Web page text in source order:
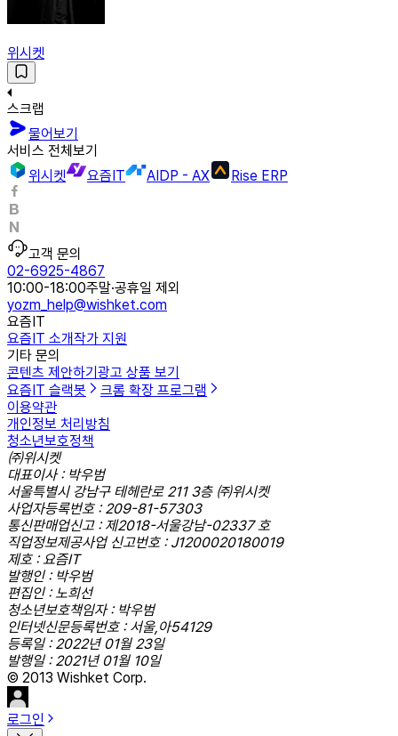
위시켓
스크랩
물어보기
서비스 전체보기
위시켓
요즘IT AIDP - AX Rise ERP
고객 문의
02-6925-4867
10:00-18:00주말·공휴일 제외
yozm_help@wishket.com
요즘IT
요즘IT 소개작가 지원
기타 문의
콘텐츠 제안하기광고 상품 보기
요즘IT 슬랙봇
크롬 확장 프로그램
이용약관
개인정보 처리방침
청소년보호정책
㈜위시켓
대표이사 : 박우범
서울특별시 강남구 테헤란로 211 3층 ㈜위시켓
사업자등록번호 : 209-81-57303
통신판매업신고 : 제2018-서울강남-02337 호
직업정보제공사업 신고번호 : J1200020180019
제호 : 요즘IT
발행인 : 박우범
편집인 : 노희선
청소년보호책임자 : 박우범
인터넷신문등록번호 : 서울,아54129
등록일 : 2022년 01월 23일
발행일 : 2021년 01월 10일
© 2013 Wishket Corp.
로그인